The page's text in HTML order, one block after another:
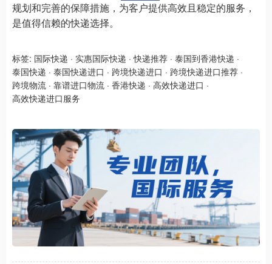
规划和完善的保障措施，为客户提供高效且稳定的服务，
是值得信赖的快递选择。
标签: 国际快递 · 实惠国际快递 ·快递推荐 · 泰国到香港快递 ·
泰国快递 · 泰国快递进口 · 跨境快递进口 · 跨境快递进口推荐 ·
跨境物流 · 靠谱进口物流 · 香港快递 · 高效快递进口 ·
高效快递进口服务